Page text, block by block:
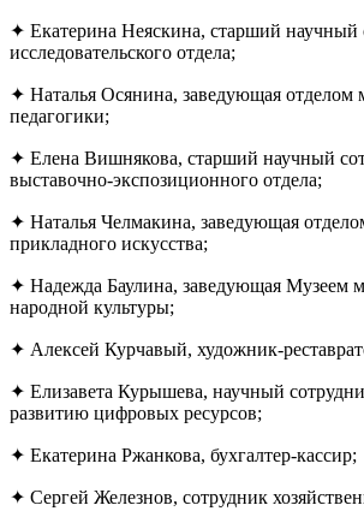
✦ Екатерина Неяскина, старший научный
исследовательского отдела;
✦ Наталья Осянина, заведующая отделом
педагогики;
✦ Елена Вишнякова, старший научный
выставочно-экспозиционного отдела;
✦ Наталья Челмакина, заведующая
прикладного искусства;
✦ Надежда Баулина, заведующая Музеем
народной культуры;
✦ Алексей Курчавый, художник-
✦ Елизавета Курышева, научный
развитию цифровых ресурсов;
✦ Екатерина Ржанкова, бухгалтер-кассир;
✦ Сергей Железнов, сотрудник